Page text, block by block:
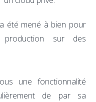
été mené à bien pour
sur des
une fonctionnalité
de par sa